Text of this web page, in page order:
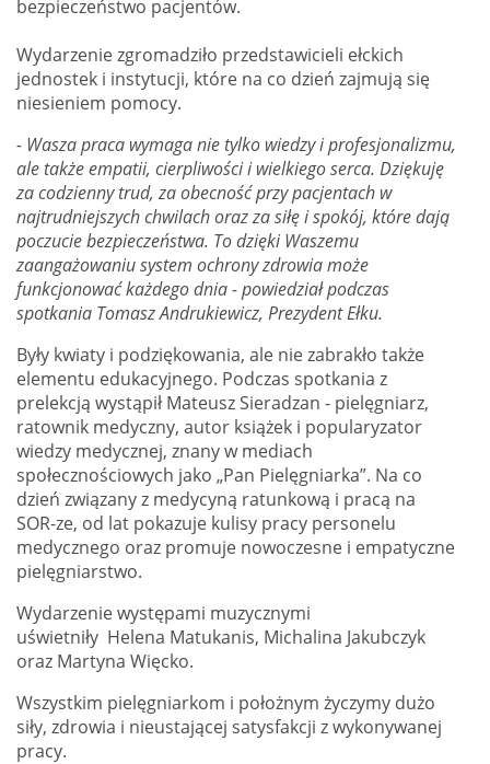
bezpieczeństwo pacjentów.
Wydarzenie zgromadziło przedstawicieli ełckich
jednostek i instytucji, które na co dzień zajmują się
niesieniem pomocy.
- Wasza praca wymaga nie tylko wiedzy i profesjonalizmu,
ale także empatii, cierpliwości i wielkiego serca. Dziękuję
za codzienny trud, za obecność przy pacjentach w
najtrudniejszych chwilach oraz za siłę i spokój, które dają
poczucie bezpieczeństwa. To dzięki Waszemu
zaangażowaniu system ochrony zdrowia może
funkcjonować każdego dnia - powiedział podczas
spotkania Tomasz Andrukiewicz, Prezydent Ełku.
Były kwiaty i podziękowania, ale nie zabrakło także
elementu edukacyjnego. Podczas spotkania z
prelekcją wystąpił Mateusz Sieradzan - pielęgniarz,
ratownik medyczny, autor książek i popularyzator
wiedzy medycznej, znany w mediach
społecznościowych jako „Pan Pielęgniarka”. Na co
dzień związany z medycyną ratunkową i pracą na
SOR-ze, od lat pokazuje kulisy pracy personelu
medycznego oraz promuje nowoczesne i empatyczne
pielęgniarstwo.
Wydarzenie występami muzycznymi
uświetniły Helena Matukanis, Michalina Jakubczyk
oraz Martyna Więcko.
Wszystkim pielęgniarkom i położnym życzymy dużo
siły, zdrowia i nieustającej satysfakcji z wykonywanej
pracy.